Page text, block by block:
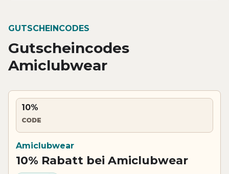
GUTSCHEINCODES
Gutscheincodes
Amiclubwear
10%
CODE
Amiclubwear
10% Rabatt bei Amiclubwear